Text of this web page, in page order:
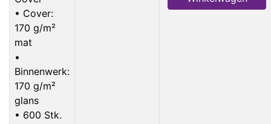
• Cover:
170 g/m²
mat
•
Binnenwerk:
170 g/m²
glans
• 600 Stk.